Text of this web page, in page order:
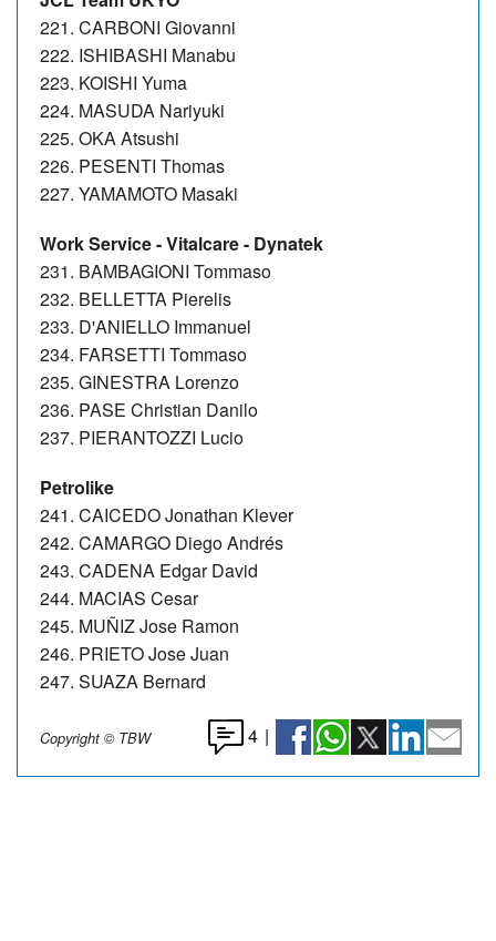
221. CARBONI Giovanni
222. ISHIBASHI Manabu
223. KOISHI Yuma
224. MASUDA Nariyuki
225. OKA Atsushi
226. PESENTI Thomas
227. YAMAMOTO Masaki
Work Service - Vitalcare - Dynatek
231. BAMBAGIONI Tommaso
232. BELLETTA Pierelis
233. D'ANIELLO Immanuel
234. FARSETTI Tommaso
235. GINESTRA Lorenzo
236. PASE Christian Danilo
237. PIERANTOZZI Lucio
Petrolike
241. CAICEDO Jonathan Klever
242. CAMARGO Diego Andrés
243. CADENA Edgar David
244. MACIAS Cesar
245. MUÑIZ Jose Ramon
246. PRIETO Jose Juan
247. SUAZA Bernard
Copyright © TBW 4 |